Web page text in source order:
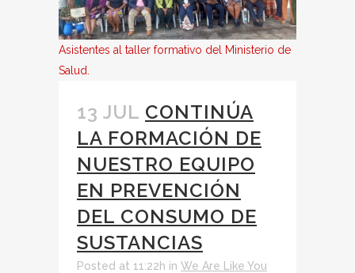
Asistentes al taller formativo del Ministerio de
Salud.
13 JUL CONTINÚA
LA FORMACIÓN DE
NUESTRO EQUIPO
EN PREVENCIÓN
DEL CONSUMO DE
SUSTANCIAS
Posted at 11:22h in We Are Like You